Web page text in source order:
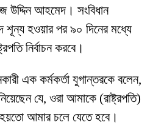
উদ্দিন আহমেদ। সংবিধান
শূন্য হওয়ার পর ৯০ দিনের মধ্যে
নির্বাচন করবে।
এক কর্মকর্তা যুগান্তরকে বলেন,
যে, ওরা আমাকে (রাষ্ট্রপতি)
আমার চলে যেতে হবে।